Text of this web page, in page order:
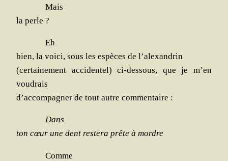
Mais
la perle ?
Eh
bien, la voi­ci, sous les espèces de l’alexandrin
(cer­tai­ne­ment acci­den­tel) ci-des­sous, que je m’en
voudrais
d’accompagner de tout autre commentaire :
Dans
ton cœur une dent res­te­ra prête à mordre
Comme